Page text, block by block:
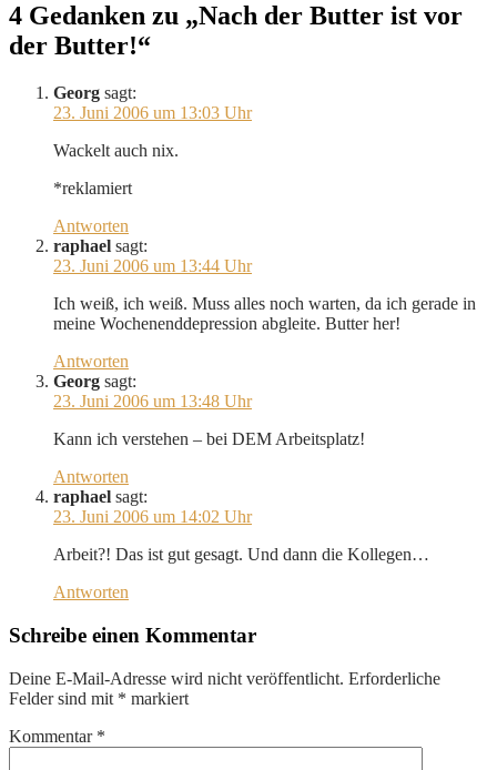
4 Gedanken zu „Nach der Butter ist vor
der Butter!“
Georg sagt:
23. Juni 2006 um 13:03 Uhr
Wackelt auch nix.
*reklamiert
Antworten
raphael sagt:
23. Juni 2006 um 13:44 Uhr
Ich weiß, ich weiß. Muss alles noch warten, da ich gerade in
meine Wochenenddepression abgleite. Butter her!
Antworten
Georg sagt:
23. Juni 2006 um 13:48 Uhr
Kann ich verstehen – bei DEM Arbeitsplatz!
Antworten
raphael sagt:
23. Juni 2006 um 14:02 Uhr
Arbeit?! Das ist gut gesagt. Und dann die Kollegen…
Antworten
Schreibe einen Kommentar
Deine E-Mail-Adresse wird nicht veröffentlicht. Erforderliche
Felder sind mit * markiert
Kommentar *